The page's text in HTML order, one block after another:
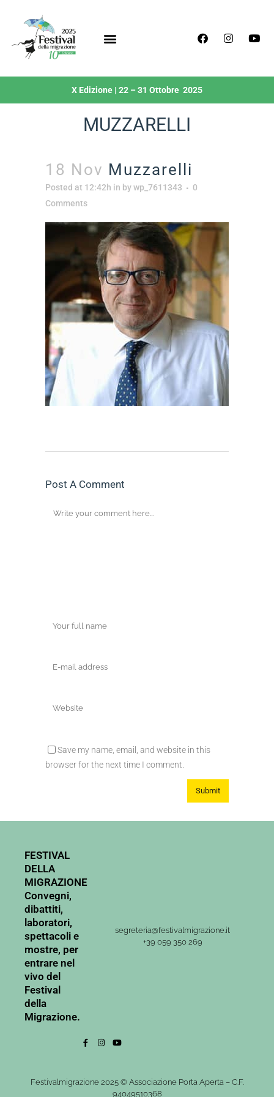
X Edizione | 22 – 31 Ottobre 2025
MUZZARELLI
18 Nov Muzzarelli
Posted at 12:42h in bywp_7611343
0
Comments
Post A Comment
Save my name, email, and website in this
browser for the next time I comment.
FESTIVAL
DELLA
MIGRAZIONE
Convegni,
dibattiti,
laboratori,
spettacoli e
mostre, per
entrare nel
vivo del
Festival
della
Migrazione.
segreteria@festivalmigrazione.it
+39 059 350 269
Festivalmigrazione 2025 © Associazione Porta Aperta – C.F.
94049510368